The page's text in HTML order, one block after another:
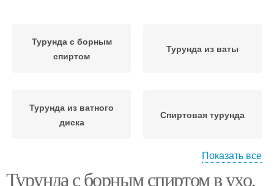
Турунда с борным
спиртом
Турунда из ваты
Турунда из ватного
диска
Спиртовая турунда
Турунда в ухо
Показать все
Турунда с борным спиртом в ухо,